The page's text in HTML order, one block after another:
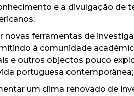
e a divulgação de
novas ferramentas de
à comunidade
e outros objectos pouco
portuguesa contemporânea;
um clima renovado de